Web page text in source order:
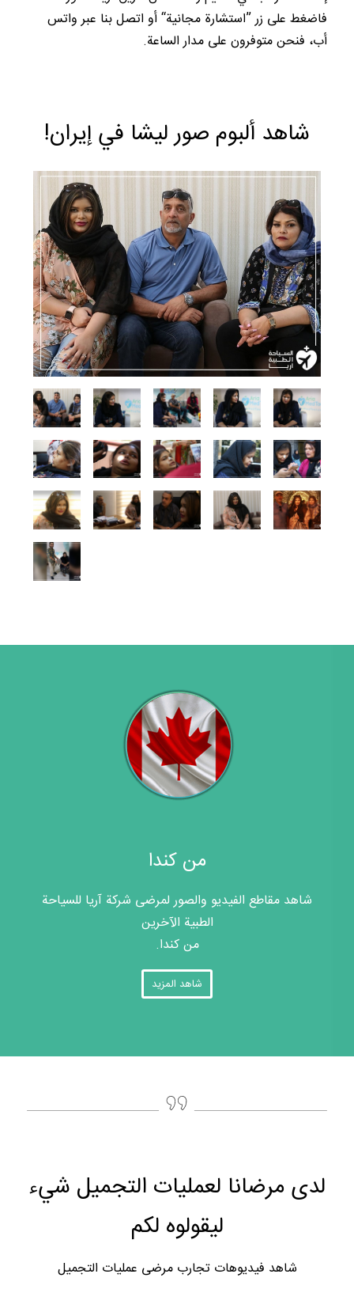
فاضغط على زر ”استشارة مجانية“ أو اتصل بنا عبر واتس
أب، فنحن متوفرون على مدار الساعة.
شاهد ألبوم صور ليشا في إيران!
من كندا
شاهد مقاطع الفيديو والصور لمرضى شركة آريا للسياحة
الطبية الآخرين
من كندا.
شاهد المزيد
لدى مرضانا لعمليات التجميل شيء
ليقولوه لكم
شاهد فيديوهات تجارب مرضى عمليات التجميل